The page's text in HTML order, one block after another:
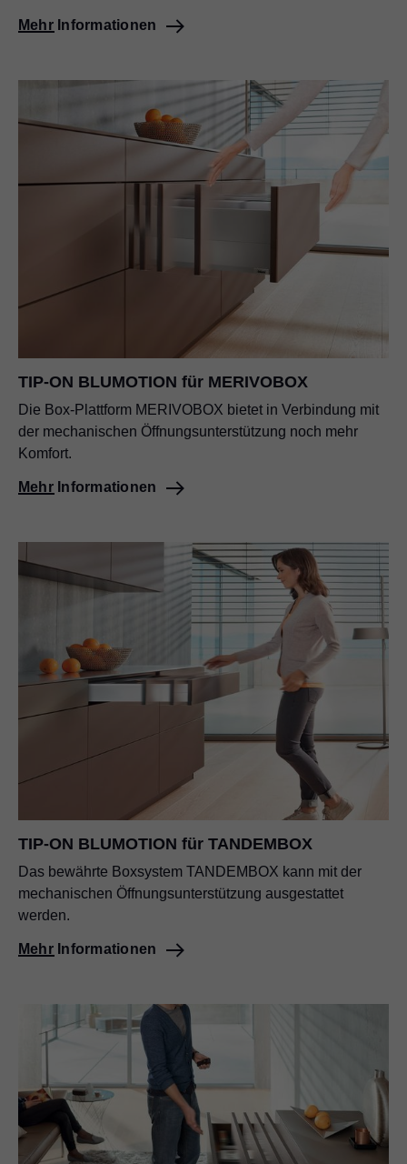
Mehr Informationen
TIP-ON BLUMOTION für MERIVOBOX
Die Box-Plattform MERIVOBOX bietet in Verbindung mit
der mechanischen Öffnungsunterstützung noch mehr
Komfort.
Mehr Informationen
TIP-ON BLUMOTION für TANDEMBOX
Das bewährte Boxsystem TANDEMBOX kann mit der
mechanischen Öffnungsunterstützung ausgestattet
werden.
Mehr Informationen